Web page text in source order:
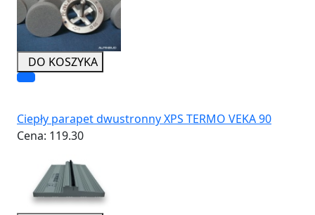
DO KOSZYKA
Ciepły parapet dwustronny XPS TERMO VEKA 90
Cena: 119.30